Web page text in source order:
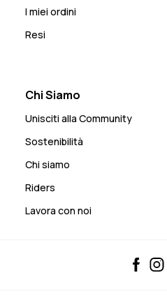
I miei ordini
Resi
Chi Siamo
Unisciti alla Community
Sostenibilità
Chi siamo
Riders
Lavora con noi